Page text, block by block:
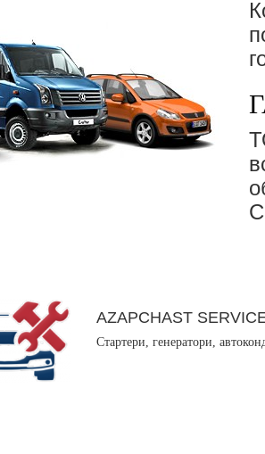
AZAPCHAST
Стартери, генератори,